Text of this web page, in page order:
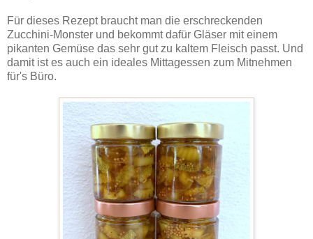
Für dieses Rezept braucht man die erschreckenden
Zucchini-Monster und bekommt dafür Gläser mit einem
pikanten Gemüse das sehr gut zu kaltem Fleisch passt. Und
damit ist es auch ein ideales Mittagessen zum Mitnehmen
für's Büro.